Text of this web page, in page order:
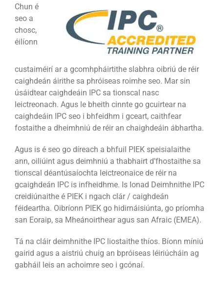
Chun é
seo a
chosc,
éilíonn
custaiméirí ar a gcomhpháirtithe slabhra oibriú de réir
caighdeán áirithe sa phróiseas roimhe seo. Mar sin
úsáidtear caighdeáin IPC sa tionscal nasc
leictreonach. Agus le bheith cinnte go gcuirtear na
caighdeáin IPC seo i bhfeidhm i gceart, caithfear
fostaithe a dheimhniú de réir an chaighdeáin ábhartha.
Agus is é seo go díreach a bhfuil PIEK speisialaithe
ann, oiliúint agus deimhniú a thabhairt d’fhostaithe sa
tionscal déantúsaíochta leictreonaice de réir na
gcaighdeán IPC is infheidhme. Is Ionad Deimhnithe IPC
creidiúnaithe é PIEK i ngach clár / caighdeán
féideartha. Oibríonn PIEK go hidirnáisiúnta, go príomha
san Eoraip, sa Mheánoirthear agus san Afraic (EMEA).
Tá na cláir deimhnithe IPC liostaithe thíos. Bíonn míniú
gairid agus a aistriú chuig an bpróiseas léiriúcháin ag
gabháil leis an achoimre seo i gcónaí.